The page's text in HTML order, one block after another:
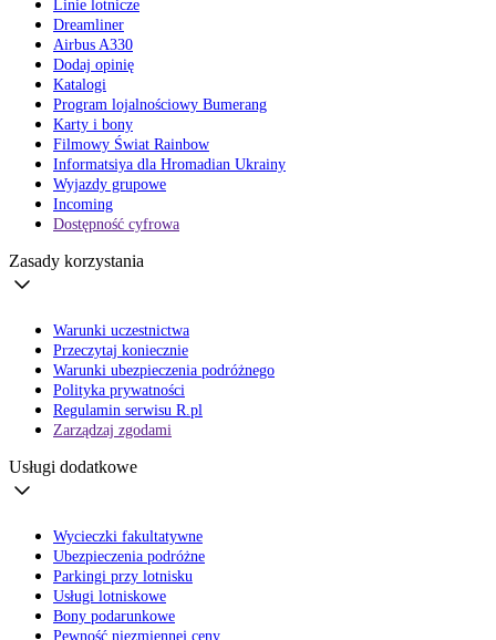
Linie lotnicze
Dreamliner
Airbus A330
Dodaj opinię
Katalogi
Program lojalnościowy Bumerang
Karty i bony
Filmowy Świat Rainbow
Informatsiya dla Hromadian Ukrainy
Wyjazdy grupowe
Incoming
Dostępność cyfrowa
Zasady korzystania
Warunki uczestnictwa
Przeczytaj koniecznie
Warunki ubezpieczenia podróżnego
Polityka prywatności
Regulamin serwisu R.pl
Zarządzaj zgodami
Usługi dodatkowe
Wycieczki fakultatywne
Ubezpieczenia podróżne
Parkingi przy lotnisku
Usługi lotniskowe
Bony podarunkowe
Pewność niezmiennej ceny